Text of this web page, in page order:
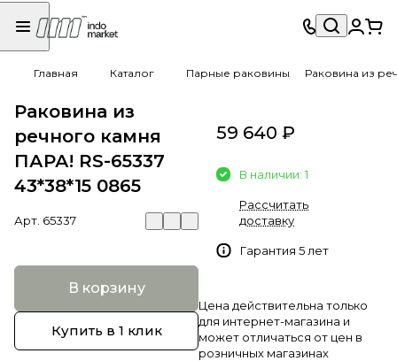
Главная Каталог Парные раковины Раковина из
Раковина из
речного камня
ПАРА! RS-65337
43*38*15 0865
Арт. 65337
В корзину
Купить в 1 клик
59 640 ₽
В наличии: 1
Рассчитать
доставку
Гарантия 5 лет
Цена действительна только
для интернет-магазина и
может отличаться от цен в
розничных магазинах